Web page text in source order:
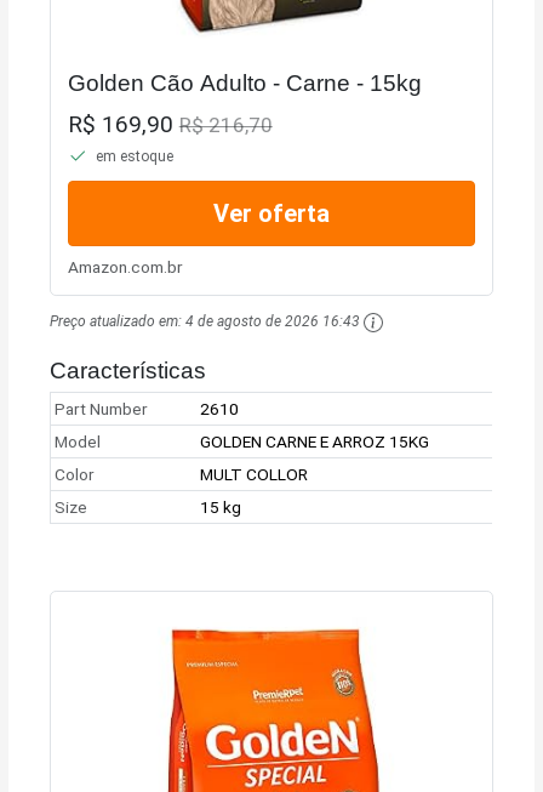
Golden Cão Adulto - Carne - 15kg
R$ 169,90R$ 216,70
em estoque
Ver oferta
Amazon.com.br
Preço atualizado em:4 de agosto de 2026 16:43
Características
Part Number
2610
Model
GOLDEN CARNE E ARROZ 15KG
Color
MULT COLLOR
Size
15 kg